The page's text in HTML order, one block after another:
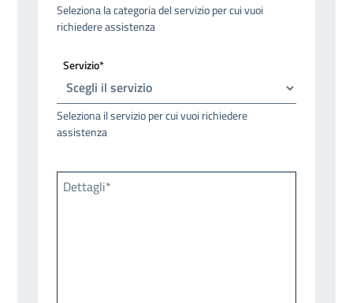
Seleziona la categoria del servizio per cui vuoi
richiedere assistenza
Servizio*
Seleziona il servizio per cui vuoi richiedere
assistenza
Dettagli*